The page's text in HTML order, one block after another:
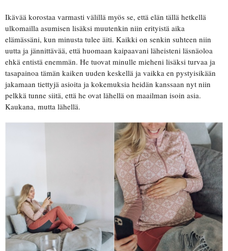
Ikävää korostaa varmasti välillä myös se, että elän tällä hetkellä
ulkomailla asumisen lisäksi muutenkin niin erityistä aika
elämässäni, kun minusta tulee äiti. Kaikki on senkin suhteen niin
uutta ja jännittävää, että huomaan kaipaavani läheisteni läsnäoloa
ehkä entistä enemmän. He tuovat minulle mieheni lisäksi turvaa ja
tasapainoa tämän kaiken uuden keskellä ja vaikka en pystyisikään
jakamaan tiettyjä asioita ja kokemuksia heidän kanssaan nyt niin
pelkkä tunne siitä, että he ovat lähellä on maailman isoin asia.
Kaukana, mutta lähellä.